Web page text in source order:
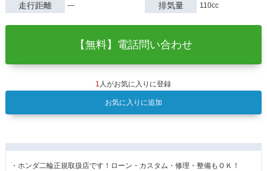
走行距離 ― 排気量 110cc
【無料】電話問い合わせ
1 人がお気に入りに登録
お気に入りに追加
・ホンダ二輪正規取扱店です！ローン・カスタム・修理・整備もＯＫ！